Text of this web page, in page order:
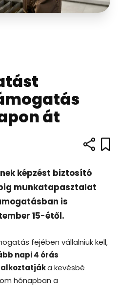
át
képzést biztosító
munkatapasztalat
is
15-étől.
fejében vállalniuk kell,
napi 4 órás
a kevésbé
hónapban a